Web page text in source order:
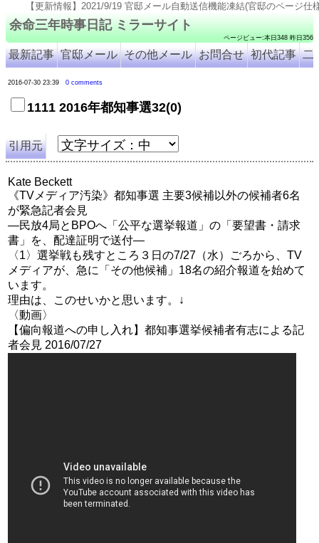
余命三年時事日記 ミラーサイト
ページビュー:本日348 昨日356
最新記事 官邸メール その他メール お問合せ 初代記事 二
2016-07-30 23:39 0 comments
1111 2016年都知事選32(0)
引用元
Kate Beckett
《TVメディア汚染》都知事選 主要3候補以外の候補者6名
が緊急記者会見
―民放4局とBPOへ「公平な選挙報道」の「要望書・請求
書」を、配達証明で送付―
〈1〉選挙戦も残すところ３日の7/27（水）ごろから、TV
メディアが、急に「その他候補」18名の紹介報道を始めて
います。
理由は、このせいかと思います。↓
〈動画〉
【偏向報道への申し入れ】都知事選挙候補者有志による記
者会見 2016/07/27
新情報】2021/9/19 官邸メール自動送信機能凍結(官邸のページ仕様変更